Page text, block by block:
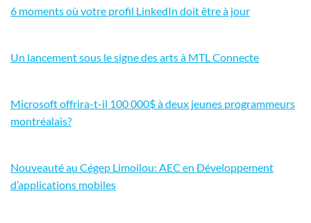
6 moments où votre profil LinkedIn doit être à jour
Un lancement sous le signe des arts à MTL Connecte
Microsoft offrira-t-il 100 000$ à deux jeunes programmeurs
montréalais?
Nouveauté au Cégep Limoilou: AEC en Développement
d’applications mobiles